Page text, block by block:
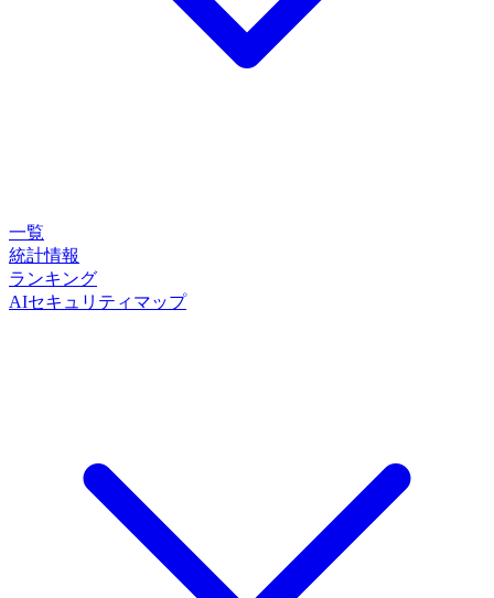
一覧
統計情報
ランキング
AIセキュリティマップ